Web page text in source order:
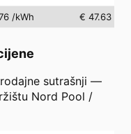
/kWh € 47.63
sutrašnji —
Nord Pool /